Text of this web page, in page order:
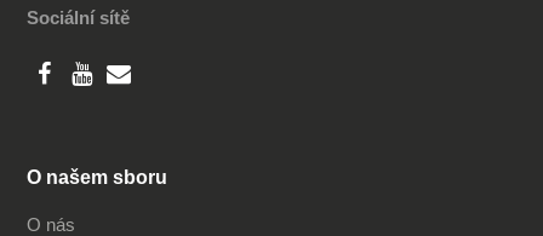
Sociální sítě
O našem sboru
O nás